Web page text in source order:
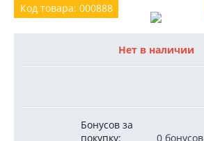
Код товара: 000888
Нет в наличии
Бонусов за
покупку:
0 бонусов